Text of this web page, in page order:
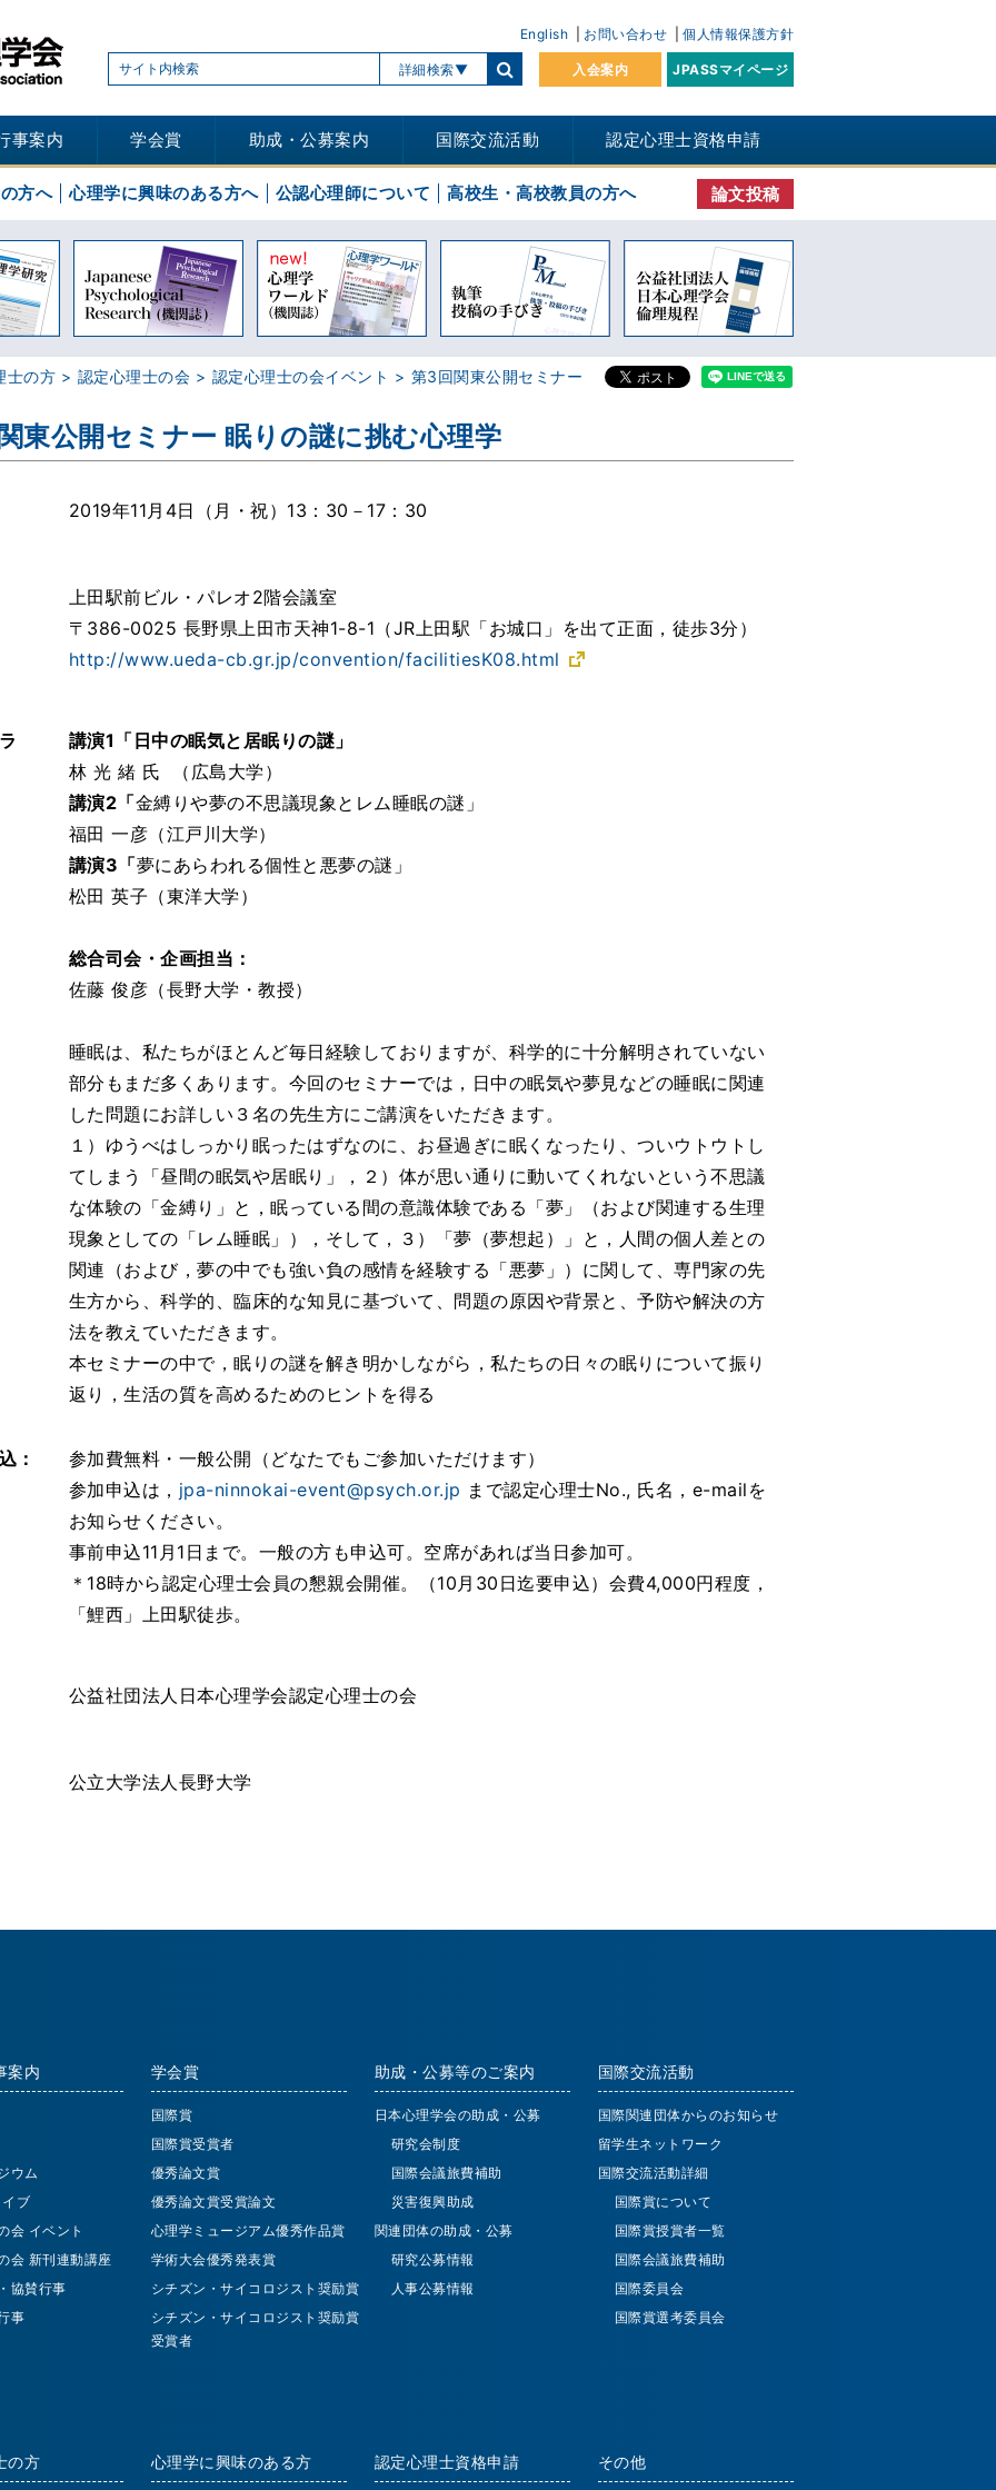
English お問い合わせ 個人情報保護方針
詳細検索 入会案内 JPASSマイページ
事案内 学会賞 助成・公募案内 国際交流活動 認定心理士資格申請
方へ 心理学に興味のある方へ 公認心理師について 高校生・高校教員の方へ 論文投稿
士の方 認定心理士の会 認定心理士の会イベント 第3回関東公開セミナー
東公開セミナー 眠りの謎に挑む心理学
2019年11月4日（月・祝）13：30－17：30
上田駅前ビル・パレオ2階会議室
〒386-0025 長野県上田市天神1-8-1（JR上田駅「お城口」を出て正面，徒歩3分）
http://www.ueda-cb.gr.jp/convention/facilitiesK08.html
講演1「日中の眠気と居眠りの謎」
林 光 緒 氏 （広島大学）
講演2「金縛りや夢の不思議現象とレム睡眠の謎」
福田 一彦（江戸川大学）
講演3「夢にあらわれる個性と悪夢の謎」
松田 英子（東洋大学）
総合司会・企画担当：
佐藤 俊彦（長野大学・教授）
睡眠は、私たちがほとんど毎日経験しておりますが、科学的に十分解明されていない
部分もまだ多くあります。今回のセミナーでは，日中の眠気や夢見などの睡眠に関連
した問題にお詳しい３名の先生方にご講演をいただきます。
１）ゆうべはしっかり眠ったはずなのに、お昼過ぎに眠くなったり、ついウトウトし
てしまう「昼間の眠気や居眠り」，２）体が思い通りに動いてくれないという不思議
な体験の「金縛り」と，眠っている間の意識体験である「夢」（および関連する生理
現象としての「レム睡眠」），そして，３）「夢（夢想起）」と，人間の個人差との
関連（および，夢の中でも強い負の感情を経験する「悪夢」）に関して、専門家の先
生方から、科学的、臨床的な知見に基づいて、問題の原因や背景と、予防や解決の方
法を教えていただきます。
本セミナーの中で，眠りの謎を解き明かしながら，私たちの日々の眠りについて振り
返り，生活の質を高めるためのヒントを得る
：
参加費無料・一般公開（どなたでもご参加いただけます）
参加申込は， jpa-ninnokai-event@psych.or.jp まで認定心理士No., 氏名，e-mailを
お知らせください。
事前申込11月1日まで。一般の方も申込可。空席があれば当日参加可。
＊18時から認定心理士会員の懇親会開催。（10月30日迄要申込）会費4,000円程度，
「鯉西」上田駅徒歩。
公益社団法人日本心理学会認定心理士の会
公立大学法人長野大学
案内
ウム
ブ
会 イベント
会 新刊連動講座
協賛行事
事
学会賞
国際賞
国際賞受賞者
優秀論文賞
優秀論文賞受賞論文
心理学ミュージアム優秀作品賞
学術大会優秀発表賞
シチズン・サイコロジスト奨励賞
シチズン・サイコロジスト奨励賞
受賞者
助成・公募等のご案内
日本心理学会の助成・公募
研究会制度
国際会議旅費補助
災害復興助成
関連団体の助成・公募
研究公募情報
人事公募情報
国際交流活動
国際関連団体からのお知らせ
留学生ネットワーク
国際交流活動詳細
国際賞について
国際賞授賞者一覧
国際会議旅費補助
国際委員会
国際賞選考委員会
の方 心理学に興味のある方 認定心理士資格申請 その他